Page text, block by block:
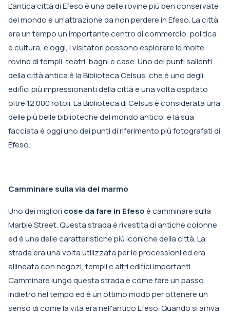
L'antica città di Efeso è una delle rovine più ben conservate
del mondo e un'attrazione da non perdere in Efeso. La città
era un tempo un importante centro di commercio, politica
e cultura, e oggi, i visitatori possono esplorare le molte
rovine di templi, teatri, bagni e case. Uno dei punti salienti
della città antica è la Biblioteca Celsus, che è uno degli
edifici più impressionanti della città e una volta ospitato
oltre 12.000 rotoli. La Biblioteca di Celsus è considerata una
delle più belle biblioteche del mondo antico, e la sua
facciata è oggi uno dei punti di riferimento più fotografati di
Efeso.
Camminare sulla via del marmo
Uno dei migliori cose da fare in Efesoè camminare sulla
Marble Street. Questa strada è rivestita di antiche colonne
ed è una delle caratteristiche più iconiche della città. La
strada era una volta utilizzata per le processioni ed era
allineata con negozi, templi e altri edifici importanti.
Camminare lungo questa strada è come fare un passo
indietro nel tempo ed è un ottimo modo per ottenere un
senso di come la vita era nell'antico Efeso. Quando si arriva